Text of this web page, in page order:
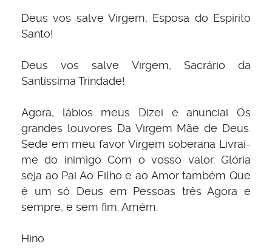
Deus vos salve Virgem, Esposa do Espírito
Santo!
Deus vos salve Virgem, Sacrário da
Santíssima Trindade!
Agora, lábios meus Dizei e anunciai Os
grandes louvores Da Virgem Mãe de Deus.
Sede em meu favor Virgem soberana Livrai-
me do inimigo Com o vosso valor. Glória
seja ao Pai Ao Filho e ao Amor também Que
é um só Deus em Pessoas três Agora e
sempre, e sem fim. Amém.
Hino